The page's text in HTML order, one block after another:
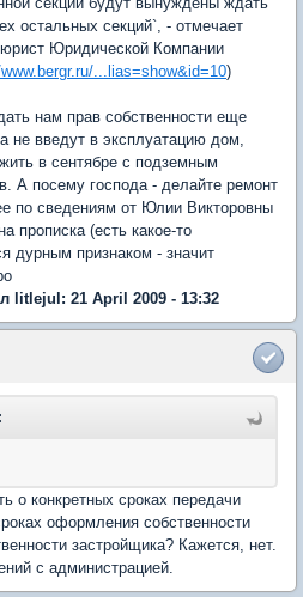
остальных секций`, - отмечает
Юридической Компании
...lias=show&id=10)
нам прав собственности еще
не введут в эксплуатацию дом,
в сентябре с подземным
А посему господа - делайте ремонт
по сведениям от Юлии Викторовны
прописка (есть какое-то
дурным признаком - значит
litlejul: 21 April 2009 - 13:32
о конкретных сроках передачи
оформления собственности
застройщика? Кажется, нет.
с администрацией.